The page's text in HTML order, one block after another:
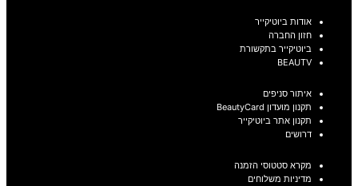
אודות ביוטיקייר
חזון החברה
ביוטיקייר בתקשורת
BEAUTV
איתור סניפים
תקנון מועדון BeautyCard
תקנון אתר ביוטיקייר
דרושים
מקרא סטטוסי הזמנה
מדיניות משלוחים